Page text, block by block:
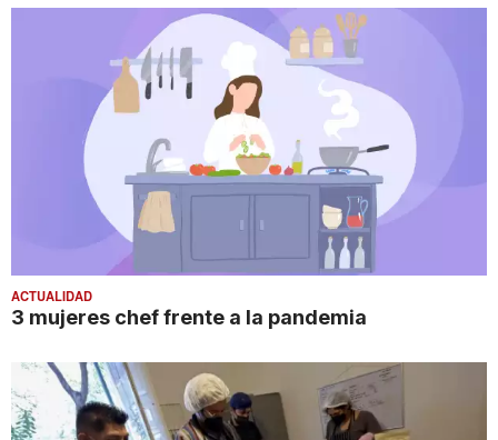
ACTUALIDAD
3 mujeres chef frente a la pandemia